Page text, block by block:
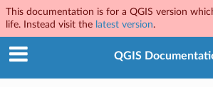
This documentation is for a QGIS version
life. Instead visit the latest version.
QGIS